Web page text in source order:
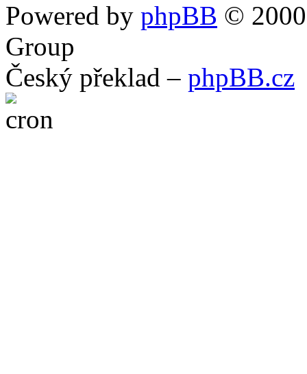
Powered by phpBB ©
Group
Český překlad – phpBB.cz